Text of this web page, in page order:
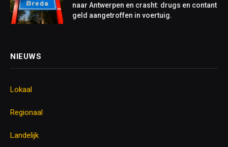
naar Antwerpen en crasht: drugs en contant
geld aangetroffen in voertuig.
NIEUWS
Lokaal
Regionaal
Landelijk